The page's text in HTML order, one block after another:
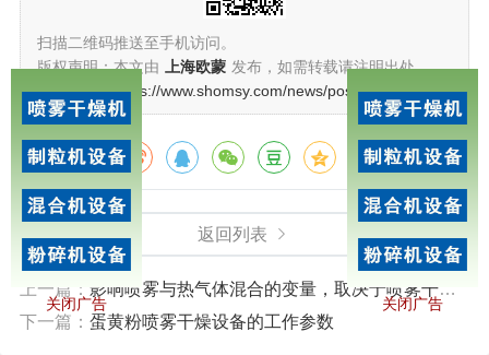
扫描二维码推送至手机访问。
版权声明：本文由
上海欧蒙 发布，如需转载请注明出处。
本文链接：https://www.shomsy.com/news/post/802.html
分享给朋友：
返回列表
上一篇： 影响喷雾与热气体混合的变量，取决于喷雾干燥机的配置
下一篇： 蛋黄粉喷雾干燥设备的工作参数
关闭广告 关闭广告